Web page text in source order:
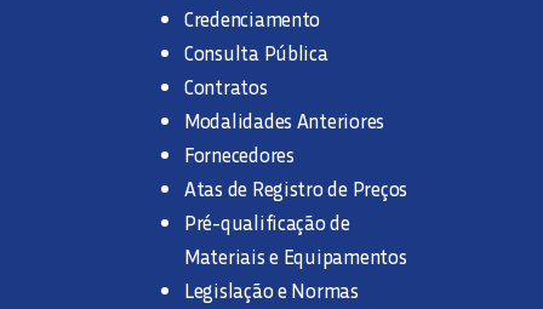
Credenciamento
Consulta Pública
Contratos
Modalidades Anteriores
Fornecedores
Atas de Registro de Preços
Pré-qualificação de
Materiais e Equipamentos
Legislação e Normas